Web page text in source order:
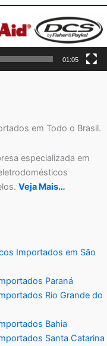
01:05
em Todo o Brasil.
especializada em
Veja Mais…
Importados em São
Paraná
Rio Grande do
Bahia
Santa Catarina